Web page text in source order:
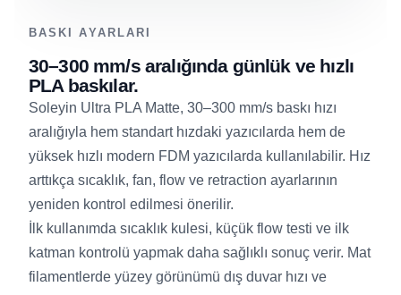
BASKI AYARLARI
30–300 mm/s aralığında günlük ve hızlı
PLA baskılar.
Soleyin Ultra PLA Matte, 30–300 mm/s baskı hızı
aralığıyla hem standart hızdaki yazıcılarda hem de
yüksek hızlı modern FDM yazıcılarda kullanılabilir. Hız
arttıkça sıcaklık, fan, flow ve retraction ayarlarının
yeniden kontrol edilmesi önerilir.
İlk kullanımda sıcaklık kulesi, küçük flow testi ve ilk
katman kontrolü yapmak daha sağlıklı sonuç verir. Mat
filamentlerde yüzey görünümü dış duvar hızı ve